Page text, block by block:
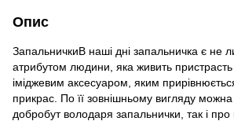
Опис
ЗапальничкиВ наші дні запальничка є не
атрибутом людини, яка живить пристрасть
іміджевим аксесуаром, яким
прикрас. По її зовнішньому вигляду
добробут володаря запальнички, так і про